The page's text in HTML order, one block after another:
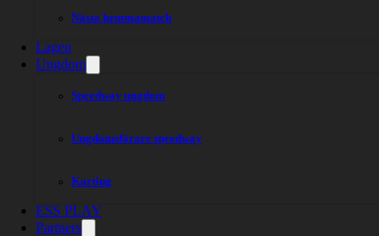
Nästa hemmamatch
Lagen
Ungdom
Speedway ungdom
Ungdomsförare speedway
Karting
ESS PLAY
Partners